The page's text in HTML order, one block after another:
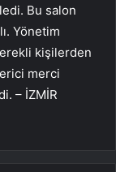
Bu salon
Yönetim
kişilerden
merci
– İZMİR